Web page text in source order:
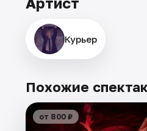
Курьер
Похожие
от 800 ₽